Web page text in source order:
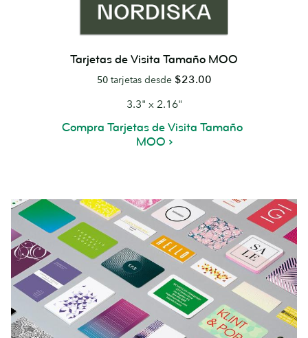
Tarjetas de Visita Tamaño MOO
50tarjetas desde $23.00
3.3" x 2.16"
Compra Tarjetas de Visita Tamaño
MOO